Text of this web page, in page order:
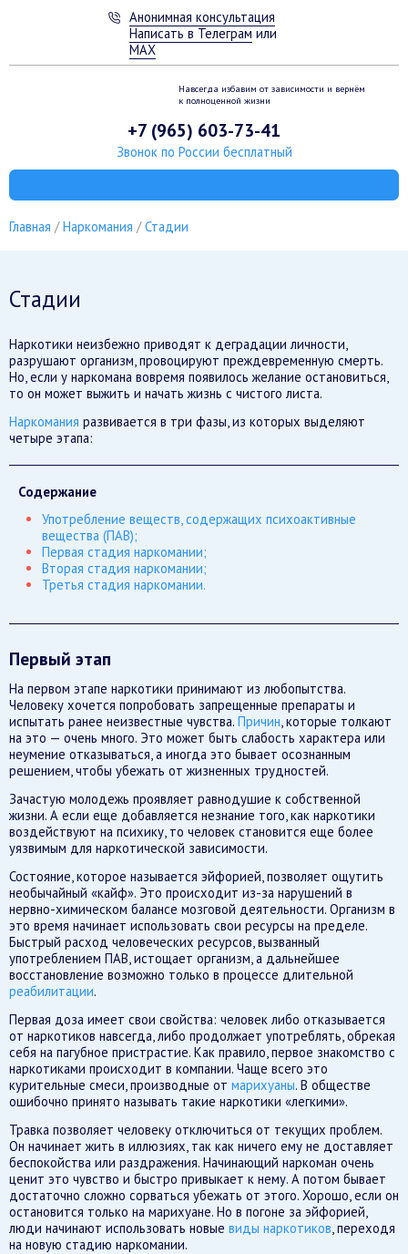
Анонимная консультация
Написать в Телеграм или
MAX
Навсегда избавим от зависимости и вернём
к полноценной жизни
+7 (965) 603-73-41
Звонок по России бесплатный
Главная Наркомания Стадии
Стадии
Наркотики неизбежно приводят к деградации личности,
разрушают организм, провоцируют преждевременную смерть.
Но, если у наркомана вовремя появилось желание остановиться,
то он может выжить и начать жизнь с чистого листа.
Наркомания развивается в три фазы, из которых выделяют
четыре этапа:
Содержание
Употребление веществ, содержащих психоактивные
вещества (ПАВ);
Первая стадия наркомании;
Вторая стадия наркомании;
Третья стадия наркомании.
Первый этап
На первом этапе наркотики принимают из любопытства.
Человеку хочется попробовать запрещенные препараты и
испытать ранее неизвестные чувства. Причин , которые толкают
на это — очень много. Это может быть слабость характера или
неумение отказываться, а иногда это бывает осознанным
решением, чтобы убежать от жизненных трудностей.
Зачастую молодежь проявляет равнодушие к собственной
жизни. А если еще добавляется незнание того, как наркотики
воздействуют на психику, то человек становится еще более
уязвимым для наркотической зависимости.
Состояние, которое называется эйфорией, позволяет ощутить
необычайный «кайф». Это происходит из-за нарушений в
нервно-химическом балансе мозговой деятельности. Организм в
это время начинает использовать свои ресурсы на пределе.
Быстрый расход человеческих ресурсов, вызванный
употреблением ПАВ, истощает организм, а дальнейшее
восстановление возможно только в процессе длительной
реабилитации.
Первая доза имеет свои свойства: человек либо отказывается
от наркотиков навсегда, либо продолжает употреблять, обрекая
себя на пагубное пристрастие. Как правило, первое знакомство с
наркотиками происходит в компании. Чаще всего это
курительные смеси, производные от марихуаны. В обществе
ошибочно принято называть такие наркотики «легкими».
Травка позволяет человеку отключиться от текущих проблем.
Он начинает жить в иллюзиях, так как ничего ему не доставляет
беспокойства или раздражения. Начинающий наркоман очень
ценит это чувство и быстро привыкает к нему. А потом бывает
достаточно сложно сорваться убежать от этого. Хорошо, если он
остановится только на марихуане. Но в погоне за эйфорией,
люди начинают использовать новые виды наркотиков , переходя
на новую стадию наркомании.